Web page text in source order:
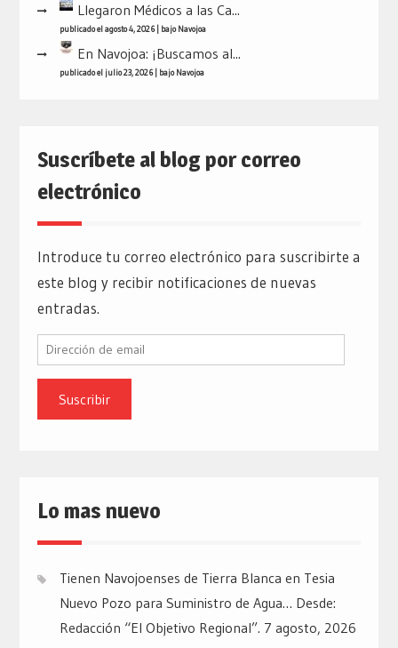
Llegaron Médicos a las Ca...
publicado el agosto 4, 2026| bajo Navojoa
En Navojoa: ¡Buscamos al...
publicado el julio 23, 2026| bajo Navojoa
Suscríbete al blog por correo
electrónico
Introduce tu correo electrónico para suscribirte a
este blog y recibir notificaciones de nuevas
entradas.
Dirección
email
Lo mas nuevo
Tienen Navojoenses de Tierra Blanca en Tesia
Nuevo Pozo para Suministro de Agua… Desde:
Redacción “El Objetivo Regional”. 7 agosto, 2026